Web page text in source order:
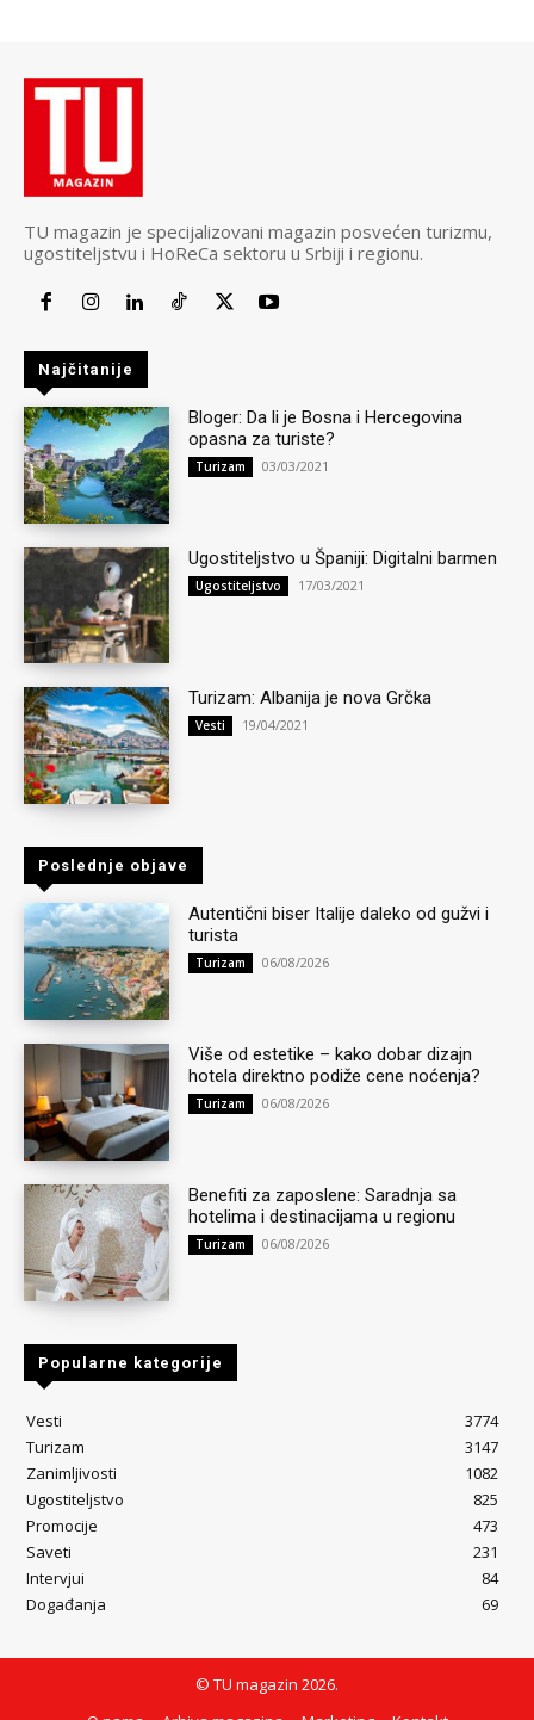
TU magazin je specijalizovani magazin posvećen turizmu,
ugostiteljstvu i HoReCa sektoru u Srbiji i regionu.
Najčitanije
Bloger: Da li je Bosna i Hercegovina
opasna za turiste?
Turizam 03/03/2021
Ugostiteljstvo u Španiji: Digitalni barmen
Ugostiteljstvo 17/03/2021
Turizam: Albanija je nova Grčka
Vesti 19/04/2021
Poslednje objave
Autentični biser Italije daleko od gužvi i
turista
Turizam 06/08/2026
Više od estetike – kako dobar dizajn
hotela direktno podiže cene noćenja?
Turizam 06/08/2026
Benefiti za zaposlene: Saradnja sa
hotelima i destinacijama u regionu
Turizam 06/08/2026
Popularne kategorije
Vesti
3774
Turizam
3147
Zanimljivosti
1082
Ugostiteljstvo
825
Promocije
473
Saveti
231
Intervjui
84
Događanja
69
© TU magazin 2026.